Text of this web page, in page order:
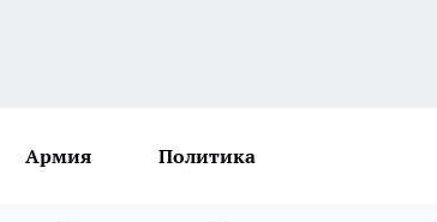
Армия Политика